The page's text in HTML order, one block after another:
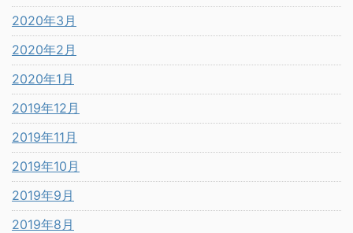
2020年3月
2020年2月
2020年1月
2019年12月
2019年11月
2019年10月
2019年9月
2019年8月